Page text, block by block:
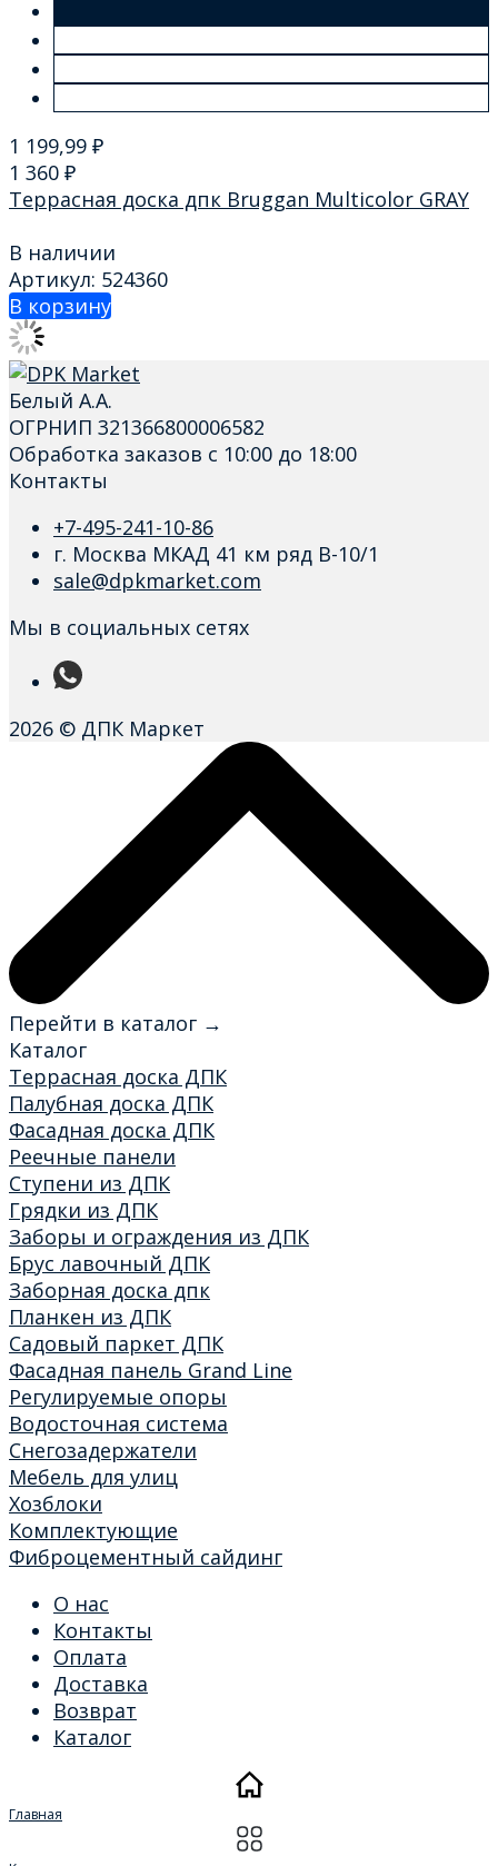
1 199,99 ₽
1 360 ₽
Террасная доска дпк Bruggan Multicolor GRAY
В наличии
Артикул: 524360
В корзину
Белый А.А.
ОГРНИП 321366800006582
Обработка заказов с 10:00 до 18:00
Контакты
+7-495-241-10-86
г. Москва МКАД 41 км ряд В-10/1
sale@dpkmarket.com
Мы в социальных сетях
2026 © ДПК Маркет
Перейти в каталог →
Каталог
Террасная доска ДПК
Палубная доска ДПК
Фасадная доска ДПК
Реечные панели
Ступени из ДПК
Грядки из ДПК
Заборы и ограждения из ДПК
Брус лавочный ДПК
Заборная доска дпк
Планкен из ДПК
Садовый паркет ДПК
Фасадная панель Grand Line
Регулируемые опоры
Водосточная система
Снегозадержатели
Мебель для улиц
Хозблоки
Комплектующие
Фиброцементный сайдинг
О нас
Контакты
Оплата
Доставка
Возврат
Каталог
Главная